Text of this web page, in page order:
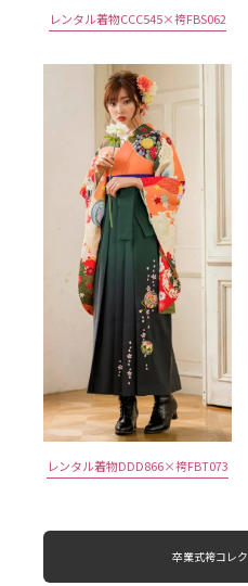
レンタル着物CCC545×袴FBS062
レンタル着物DDD866×袴FBT073
卒業式袴コレ